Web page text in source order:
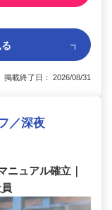
載終了日： 2026/08/31
／深夜
ニュアル確立｜